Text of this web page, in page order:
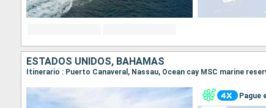
ESTADOS UNIDOS, BAHAMAS
Itinerario : Puerto Canaveral, Nassau, Ocean cay MSC marine
Pague